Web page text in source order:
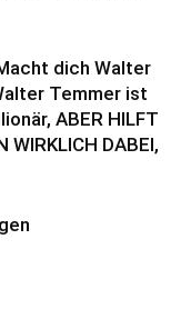
dich Walter
Temmer ist
ABER HILFT
WIRKLICH DABEI,